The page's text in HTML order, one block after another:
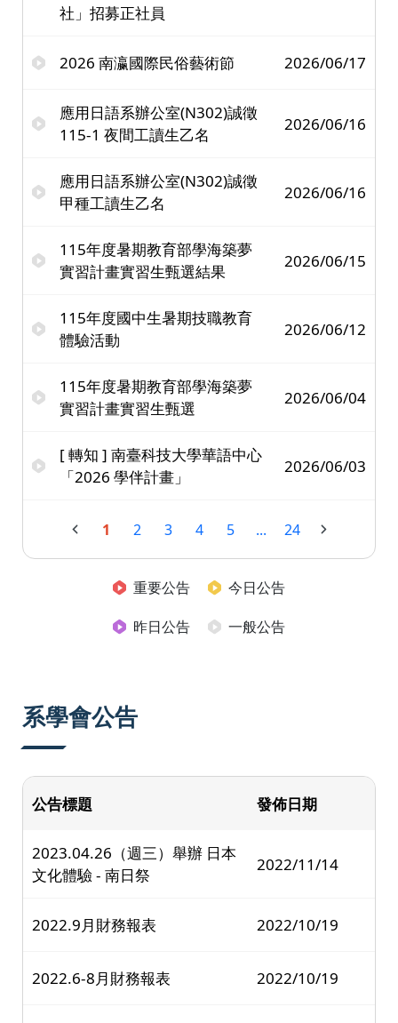
社」招募正社員
2026 南瀛國際民俗藝術節 2026/06/17
應用日語系辦公室(N302)誠徵
115-1 夜間工讀生乙名
2026/06/16
應用日語系辦公室(N302)誠徵
甲種工讀生乙名
2026/06/16
115年度暑期教育部學海築夢
實習計畫實習生甄選結果
2026/06/15
115年度國中生暑期技職教育
體驗活動
2026/06/12
115年度暑期教育部學海築夢
實習計畫實習生甄選
2026/06/04
[ 轉知 ] 南臺科技大學華語中心
「2026 學伴計畫」
2026/06/03
1 2 3 4 5 ... 24
重要公告
今日公告
昨日公告
一般公告
系學會公告
公告標題 發佈日期
2023.04.26（週三）舉辦 日本
文化體驗 - 南日祭
2022/11/14
2022.9月財務報表 2022/10/19
2022.6-8月財務報表 2022/10/19